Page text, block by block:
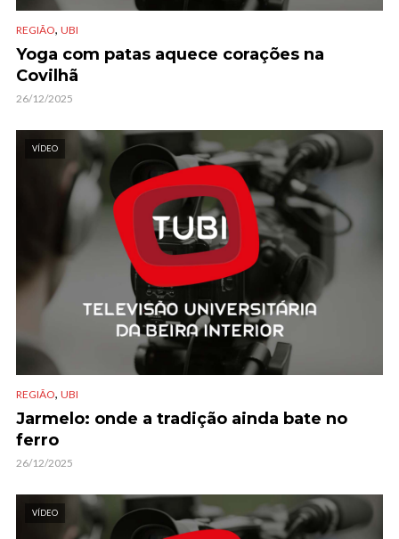
REGIÃO, UBI
Yoga com patas aquece corações na
Covilhã
26/12/2025
VÍDEO
REGIÃO, UBI
Jarmelo: onde a tradição ainda bate no
ferro
26/12/2025
VÍDEO